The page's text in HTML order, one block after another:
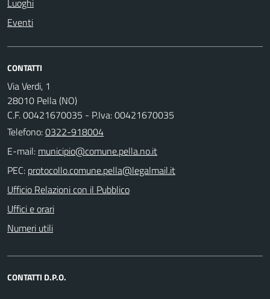
Eventi
CONTATTI
Via Verdi, 1
28010 Pella (NO)
C.F. 00421670035 - P.Iva: 00421670035
Telefono:0322-918004
E-mail:
PEC:
Ufficio Relazioni con il Pubblico
Uffici e orari
Numeri utili
CONTATTI D.P.O.